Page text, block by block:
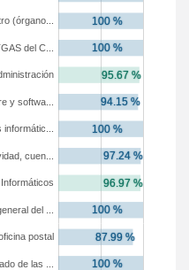
de las ...
postal
del ...
cuen...
y softwa...
del C...
(órgano...